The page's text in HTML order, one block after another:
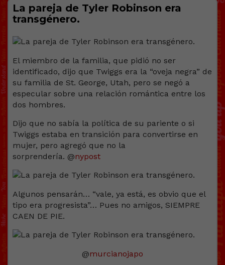
La pareja de Tyler Robinson era
transgénero.
El miembro de la familia, que pidió no ser
identificado, dijo que Twiggs era la “oveja negra” de
su familia de St. George, Utah, pero se negó a
especular sobre una relación romántica entre los
dos hombres.
Dijo que no sabía la política de su pariente o si
Twiggs estaba en transición para convertirse en
mujer, pero agregó que no la
sorprendería. @nypost
Algunos pensarán… “vale, ya está, es obvio que el
tipo era progresista”… Pues no amigos, SIEMPRE
CAEN DE PIE.
@murcianojapo